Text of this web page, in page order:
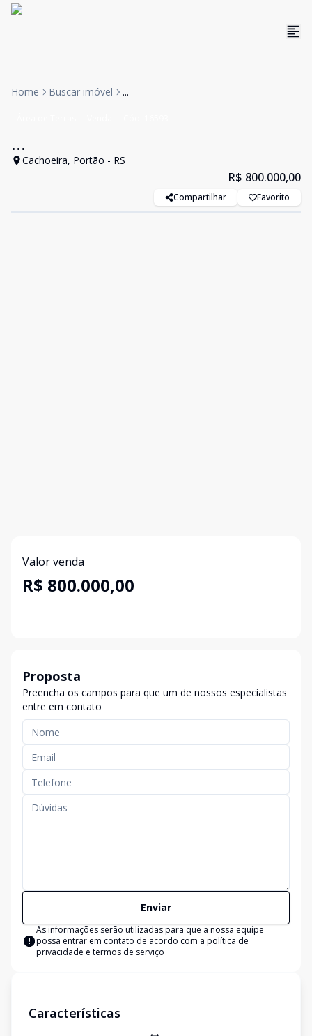
Home Buscar imóvel ...
...
Cachoeira, Portão - RS
R$ 800.000,00
Compartilhar Favorito
Valor venda
R$ 800.000,00
Proposta
Preencha os campos para que um de nossos especialistas
entre em contato
Enviar
As informações serão utilizadas para que a nossa equipe
possa entrar em contato de acordo com a política de
privacidade e termos de serviço
Características